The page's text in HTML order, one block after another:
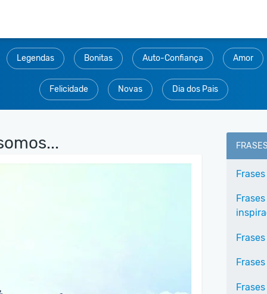
Legendas Bonitas Auto-Confiança Amor
Felicidade Novas Dia dos Pais